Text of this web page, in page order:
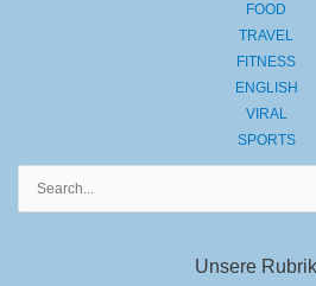
FOOD
TRAVEL
FITNESS
ENGLISH
VIRAL
SPORTS
Unsere